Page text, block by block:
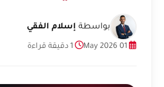
بواسطة إسلام الفقي